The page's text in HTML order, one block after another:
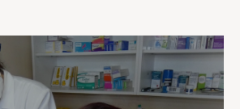
los servicios habituales de una clínica
veterinaria de proximidad: